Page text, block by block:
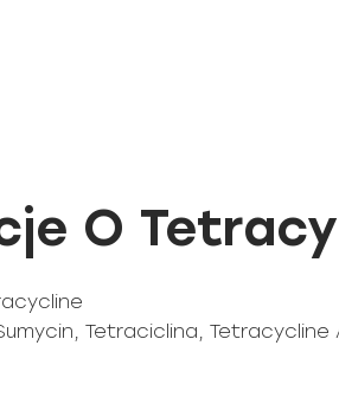
O
Tetraciclina,